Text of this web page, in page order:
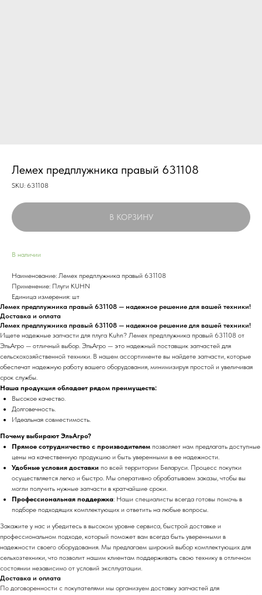
Лемех предплужника правый 631108
SKU: 631108
В КОРЗИНУ
В наличии
Наименование: Лемех предплужника правый 631108
Применение: Плуги KUHN
Единица измерения: шт
Лемех предплужника правый 631108 — надежное решение для вашей техники!
Доставка и оплата
Лемех предплужника правый 631108 — надежное решение для вашей техники!
Ищете надежные запчасти для плуга Kuhn? Лемех предплужника правый 631108 от
ЭльАгро — отличный выбор. ЭльАгро — это надежный поставщик запчастей для
сельскохозяйственной техники. В нашем ассортименте вы найдете запчасти, которые
обеспечат надежную работу вашего оборудования, минимизируя простой и увеличивая
срок службы.
Наша продукция обладает рядом преимуществ:
Высокое качество.
Долговечность.
Идеальная совместимость.
Почему выбирают ЭльАгро?
Прямое сотрудничество с производителем позволяет нам предлагать доступные
цены на качественную продукцию и быть уверенными в ее надежности.
Удобные условия доставки по всей территории Беларуси. Процесс покупки
осуществляется легко и быстро. Мы оперативно обрабатываем заказы, чтобы вы
могли получить нужные запчасти в кратчайшие сроки.
Профессиональная поддержка: Наши специалисты всегда готовы помочь в
подборе подходящих комплектующих и ответить на любые вопросы.
Закажите у нас и убедитесь в высоком уровне сервиса, быстрой доставке и
профессиональном подходе, который поможет вам всегда быть уверенными в
надежности своего оборудования. Мы предлагаем широкий выбор комплектующих для
сельхозтехники, что позволит нашим клиентам поддерживать свою технику в отличном
состоянии независимо от условий эксплуатации.
Доставка и оплата
По договоренности с покупателями мы организуем доставку запчастей для